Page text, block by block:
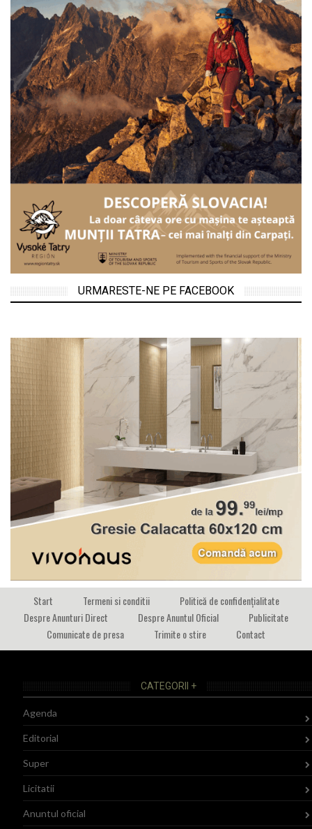
URMARESTE-NE PE FACEBOOK
Start Termeni si conditii
Politică de confidențialitate
Despre Anunturi Direct
Despre Anuntul Oficial
Publicitate
Comunicate de presa
Trimite o stire Contact
CATEGORII +
Agenda
Editorial
Super
Licitatii
Anuntul oficial